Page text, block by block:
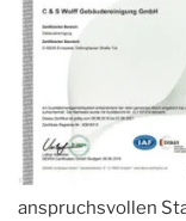
anspruchsvollen